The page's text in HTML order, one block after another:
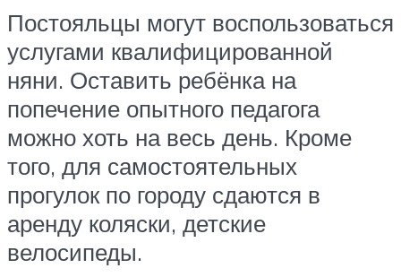
Постояльцы могут воспользоваться
услугами квалифицированной
няни. Оставить ребёнка на
попечение опытного педагога
можно хоть на весь день. Кроме
того, для самостоятельных
прогулок по городу сдаются в
аренду коляски, детские
велосипеды.